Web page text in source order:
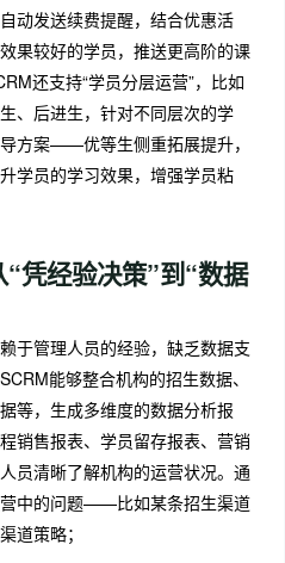
动发送续费提醒，结合优惠活
果较好的学员，推送更高阶的课
还支持“学员分层运营”，比如
、后进生，针对不同层次的学
方案——优等生侧重拓展提升，
学员的学习效果，增强学员粘
“凭经验决策”到“数据
于管理人员的经验，缺乏数据支
能够整合机构的招生数据、
等，生成多维度的数据分析报
销售报表、学员留存报表、营销
员清晰了解机构的运营状况。通
中的问题——比如某条招生渠道
道策略；